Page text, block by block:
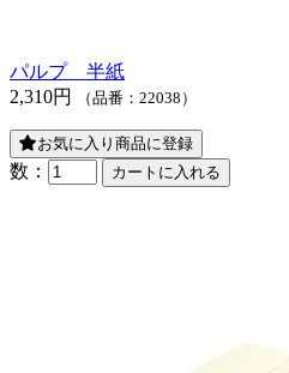
パルプ 半紙
2,310円
（品番：22038）
お気に入り商品に登録
数：